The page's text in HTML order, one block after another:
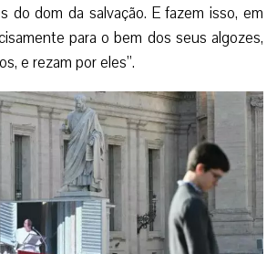
do dom da salvação. E fazem isso, em
para o bem dos seus algozes,
e rezam por eles”.